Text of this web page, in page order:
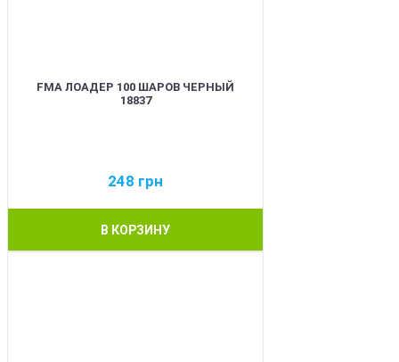
FMA ЛОАДЕР 100 ШАРОВ ЧЕРНЫЙ
18837
248 грн
В КОРЗИНУ